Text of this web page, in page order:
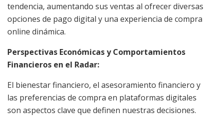
tendencia, aumentando sus ventas al ofrecer diversas
opciones de pago digital y una experiencia de compra
online dinámica.
Perspectivas Económicas y Comportamientos
Financieros en el Radar:
El bienestar financiero, el asesoramiento financiero y
las preferencias de compra en plataformas digitales
son aspectos clave que definen nuestras decisiones.